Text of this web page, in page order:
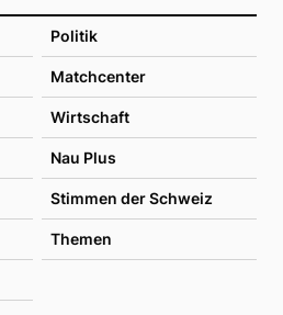
Politik
Matchcenter
Wirtschaft
Nau Plus
Stimmen der Schweiz
Themen